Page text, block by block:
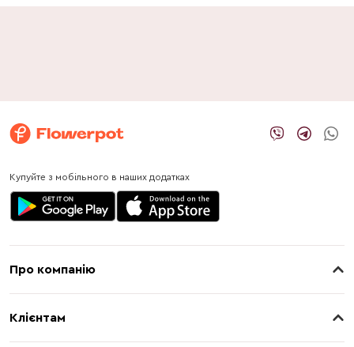
Купуйте з мобільного в наших додатках
Про компанію
Клієнтам